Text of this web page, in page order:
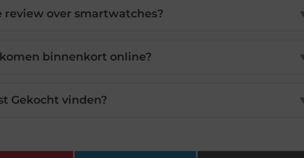
review over smartwatches?
binnenkort online?
Gekocht vinden?